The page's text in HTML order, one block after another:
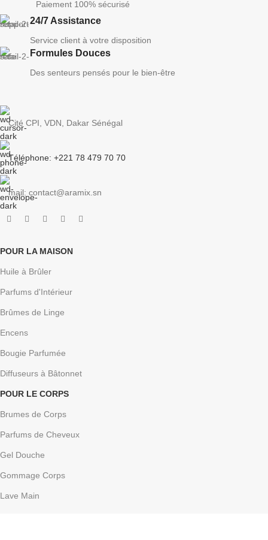
Paiement 100% sécurisé
24/7 Assistance
Service client à votre disposition
Formules Douces
Des senteurs pensés pour le bien-être
Cité CPI, VDN, Dakar Sénégal
Téléphone: +221 78 479 70 70
mail: contact@aramix.sn
POUR LA MAISON
Huile à Brûler
Parfums d'Intérieur
Brûmes de Linge
Encens
Bougie Parfumée
Diffuseurs à Bâtonnet
POUR LE CORPS
Brumes de Corps
Parfums de Cheveux
Gel Douche
Gommage Corps
Lave Main